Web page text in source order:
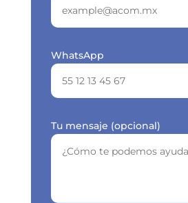
WhatsApp
Tu mensaje (opcional)